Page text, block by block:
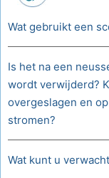
Wat gebruikt een
Is het na een
wordt verwijderd?
overgeslagen en
stromen?
Wat kunt u